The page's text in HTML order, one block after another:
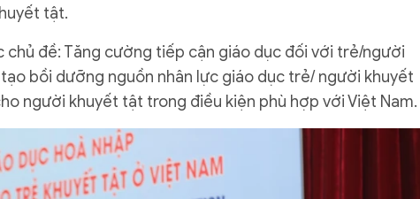
tật.
chủ đề: Tăng cường tiếp cận giáo dục đối với trẻ/người
bồi dưỡng nguồn nhân lực giáo dục trẻ/ người khuyết
người khuyết tật trong điều kiện phù hợp với Việt Nam.